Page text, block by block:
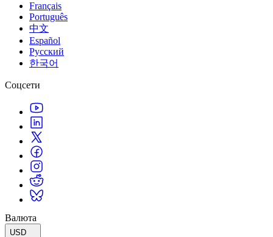
Français
Português
中文
Español
Русский
한국어
Соцсети
Валюта
USD